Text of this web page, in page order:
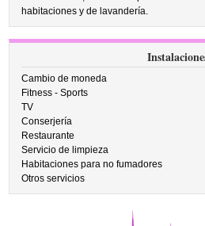
habitaciones y de lavandería.
Cambio de moneda
Fitness - Sports
TV
Conserjería
Restaurante
Servicio de limpieza
Habitaciones para no fumadores
Otros servicios